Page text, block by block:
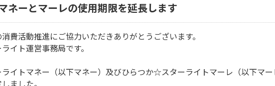
ネーとマーレの使用期限を延長します
費活動推進にご協力いただきありがとうございます。
イト運営事務局です。
イトマネー（以下マネー）及びひらつか☆スターライトマーレ（以下マ
ました。